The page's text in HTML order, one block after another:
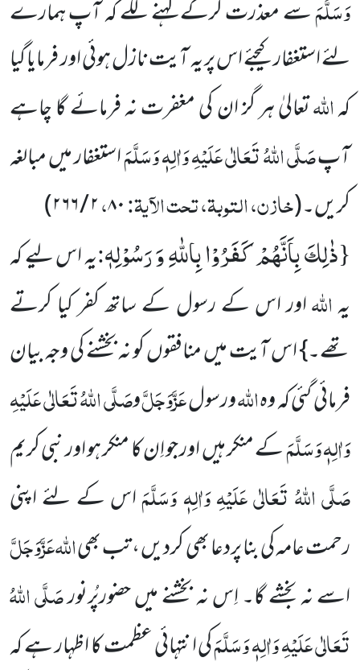
وَسَلَّمَسے معذرت کرکے کہنے لگے کہ آپ ہمارے
لئے استغفار کیجئے اس پر یہ آیت نازل ہوئی اور فرمایا گیا
کہاللہتعالیٰ ہر گز ان کی مغفرت نہ فرمائے گا چاہے
آپصَلَّی اللہُ تَعَالٰی عَلَیْہِ وَاٰلِہٖ وَسَلَّمَاستغفار میں مبالغہ
کریں۔(خازن، التوبۃ، تحت الآیۃ:۸۰،۲ / ۲۶۶ )
{ذٰلِكَ بِاَنَّهُمْ كَفَرُوْا بِاللّٰهِ وَ رَسُوْلِهٖ:یہ اس لیے کہ
یہاللہاور اس کے رسول کے ساتھ کفر کیا کرتے
تھے۔} اس آیت میں منافقوں کو نہ بخشنے کی وجہ بیان
فرمائی گئی کہ وہاللہورسولعَزَّوَجَلَّوصَلَّی اللہُ تَعَالٰی عَلَیْہِ
وَاٰلِہٖ وَسَلَّمَکے منکر ہیں اور جو اِن کا منکر ہو اور نبی کریم
صَلَّی اللہُ تَعَالٰی عَلَیْہِ وَاٰلِہٖ وَسَلَّمَاس کے لئے اپنی
رحمت عامہ کی بنا پردعا بھی کردیں ، تب بھیاللہعَزَّوَجَلَّ
اسے نہ بخشے گا۔ اِس نہ بخشنے میں حضورپُرنورصَلَّی اللہُ
تَعَالٰی عَلَیْہِ وَاٰلِہٖ وَسَلَّمَکی انتہائی عظمت کا اظہار ہے کہ